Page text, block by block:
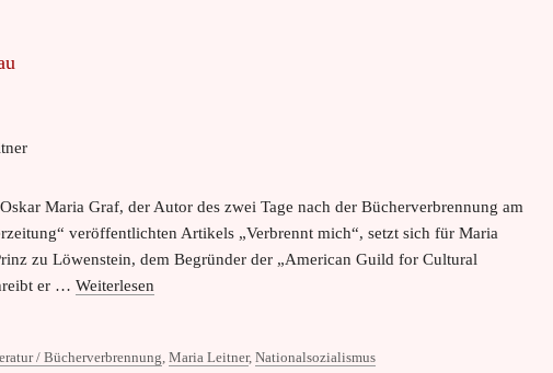
Maria Graf, der Autor des zwei Tage nach der Bücherverbrennung am
veröffentlichten Artikels „Verbrennt mich“, setzt sich für Maria
zu Löwenstein, dem Begründer der „American Guild for Cultural
er … Weiterlesen
/ Bücherverbrennung Maria Leitner, Nationalsozialismus